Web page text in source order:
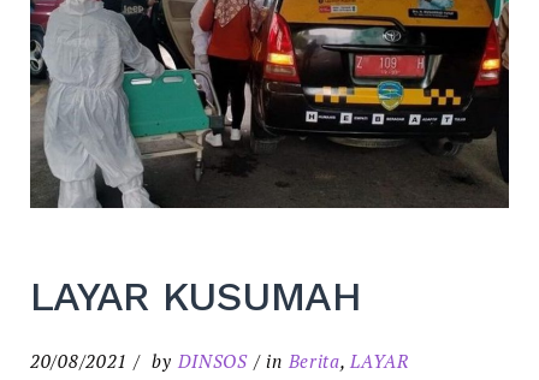
LAYAR KUSUMAH
20/08/2021 by DINSOS in Berita, LAYAR